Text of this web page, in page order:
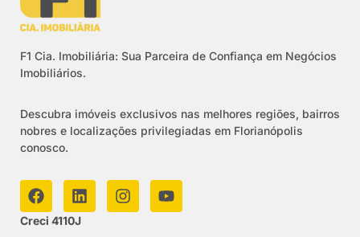
F1 Cia. Imobiliária: Sua Parceira de Confiança em Negócios
Imobiliários.
Descubra imóveis exclusivos nas melhores regiões, bairros
nobres e localizações privilegiadas em Florianópolis
conosco.
Creci 4110J